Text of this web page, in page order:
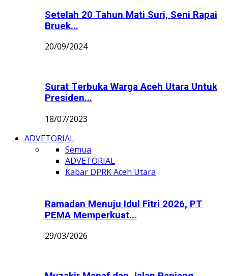
Setelah 20 Tahun Mati Suri, Seni Rapai
Bruek...
20/09/2024
Surat Terbuka Warga Aceh Utara Untuk
Presiden...
18/07/2023
ADVETORIAL
Semua
ADVETORIAL
Kabar DPRK Aceh Utara
Ramadan Menuju Idul Fitri 2026, PT
PEMA Memperkuat...
29/03/2026